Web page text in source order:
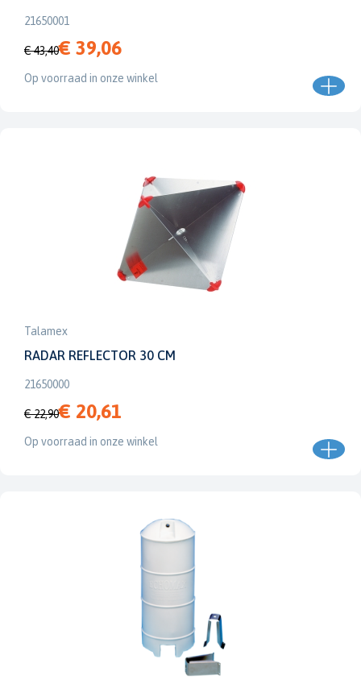
21650001
€ 43,40€ 39,06
Op voorraad in onze winkel
Talamex
RADAR REFLECTOR 30 CM
21650000
€ 22,90€ 20,61
Op voorraad in onze winkel